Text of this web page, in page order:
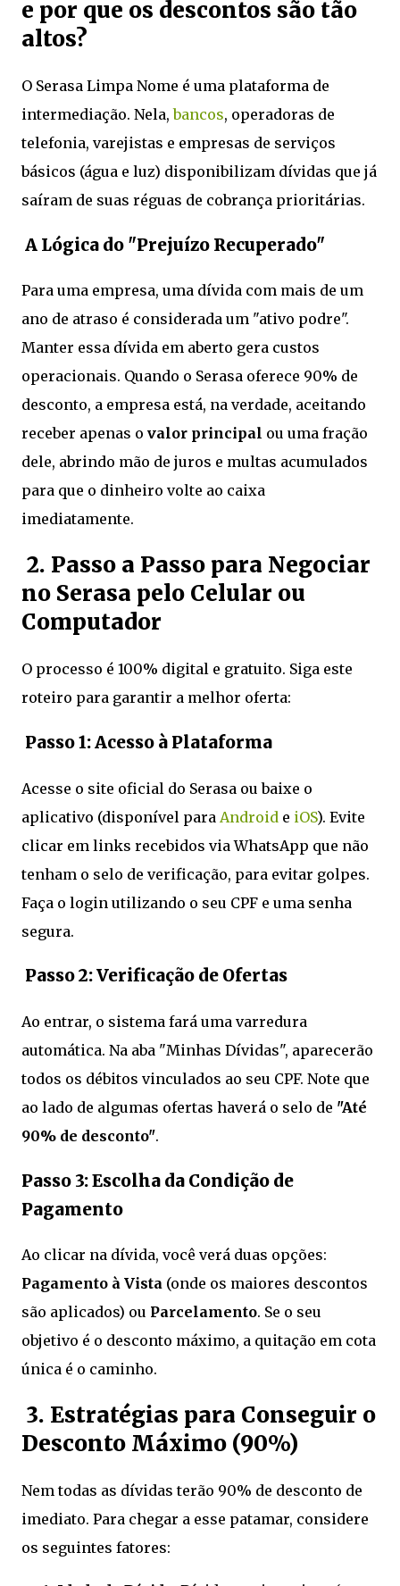
e por que os descontos são tão
altos?
O Serasa Limpa Nome é uma plataforma de
intermediação. Nela,bancos, operadoras de
telefonia, varejistas e empresas de serviços
básicos (água e luz) disponibilizam dívidas que já
saíram de suas réguas de cobrança prioritárias.
A Lógica do "Prejuízo Recuperado"
Para uma empresa, uma dívida com mais de um
ano de atraso é considerada um "ativo podre".
Manter essa dívida em aberto gera custos
operacionais. Quando o Serasa oferece 90% de
desconto, a empresa está, na verdade, aceitando
receber apenas o valor principal ou uma fração
dele, abrindo mão de juros e multas acumulados
para que o dinheiro volte ao caixa
imediatamente.
2. Passo a Passo para Negociar
no Serasa pelo Celular ou
Computador
O processo é 100% digital e gratuito. Siga este
roteiro para garantir a melhor oferta:
Passo 1: Acesso à Plataforma
Acesse o site oficial do Serasa ou baixe o
aplicativo (disponível para Android e iOS). Evite
clicar em links recebidos via WhatsApp que não
tenham o selo de verificação, para evitar golpes.
Faça o login utilizando o seu CPF e uma senha
segura.
Passo 2: Verificação de Ofertas
Ao entrar, o sistema fará uma varredura
automática. Na aba "Minhas Dívidas", aparecerão
todos os débitos vinculados ao seu CPF. Note que
ao lado de algumas ofertas haverá o selo de "Até
90% de desconto".
Passo 3: Escolha da Condição de
Pagamento
Ao clicar na dívida, você verá duas opções:
Pagamento à Vista (onde os maiores descontos
são aplicados) ou Parcelamento. Se o seu
objetivo é o desconto máximo, a quitação em cota
única é o caminho.
3. Estratégias para Conseguir o
Desconto Máximo (90%)
Nem todas as dívidas terão 90% de desconto de
imediato. Para chegar a esse patamar, considere
os seguintes fatores: